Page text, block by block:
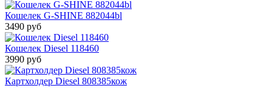
Кошелек G-SHINE 882044bl
3490 руб
Кошелек Diesel 118460
3990 руб
Картхолдер Diesel 808385кож